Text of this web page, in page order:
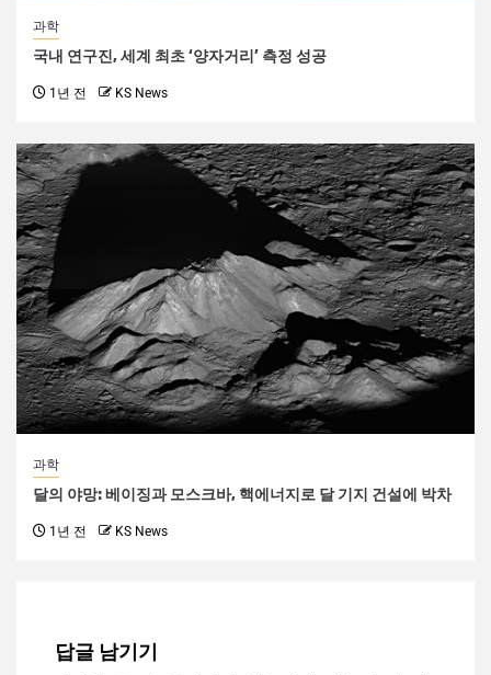
과학
국내 연구진, 세계 최초 ‘양자거리’ 측정 성공
1년 전 KS News
과학
달의 야망: 베이징과 모스크바, 핵에너지로 달 기지 건설에 박차
1년 전 KS News
답글 남기기